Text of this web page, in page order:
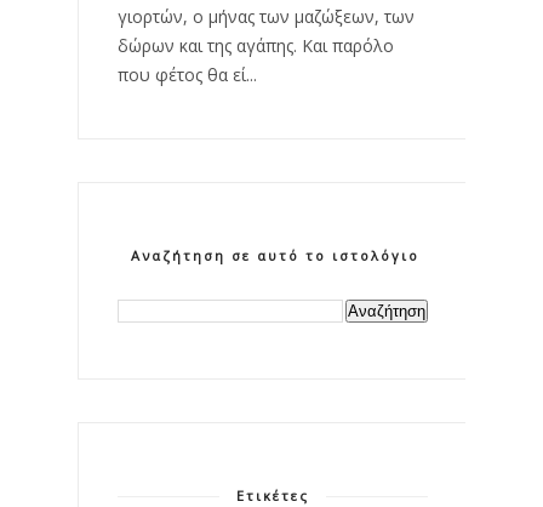
γιορτών, ο μήνας των μαζώξεων, των
δώρων και της αγάπης. Και παρόλο
που φέτος θα εί...
Αναζήτηση σε αυτό το ιστολόγιο
Ετικέτες